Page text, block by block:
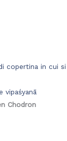
vipaśyanā
Chodron